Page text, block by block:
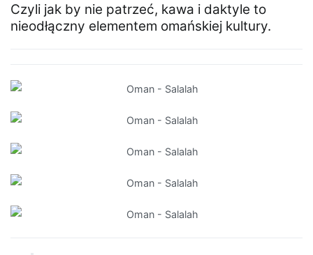
Czyli jak by nie patrzeć, kawa i daktyle to
nieodłączny elementem omańskiej kultury.